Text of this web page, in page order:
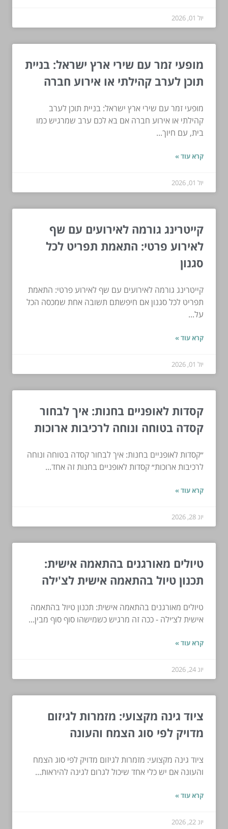
יול 01, 2026
מופעי זמר עם שירי ארץ ישראל: בניית
תוכן לערב קהילתי או אירוע חברה
מופעי זמר עם שירי ארץ ישראל: בניית תוכן לערב
קהילתי או אירוע חברה אם בא לכם ערב שמרגיש כמו
בית, עם חיוך...
קרא עוד »
יול 01, 2026
קייטרינג גורמה לאירועים עם שף
לאירוע פרטי: התאמת תפריט לכל
סגנון
קייטרינג גורמה לאירועים עם שף לאירוע פרטי: התאמת
תפריט לכל סגנון אם חיפשתם תשובה אחת שמכסה הכל
על...
קרא עוד »
יול 01, 2026
קסדות לאופניים בחנות: איך לבחור
קסדה בטוחה ונוחה לרכיבות ארוכות
״קסדות לאופניים בחנות: איך לבחור קסדה בטוחה ונוחה
לרכיבות ארוכות״ קסדות לאופניים בחנות זה אחד...
קרא עוד »
יונ 28, 2026
טיולים מאורגנים בהתאמה אישית:
תכנון טיול בהתאמה אישית לצ'ילה
טיולים מאורגנים בהתאמה אישית: תכנון טיול בהתאמה
אישית לצ׳ילה - ככה זה מרגיש כשמישהו סוף סוף מבין...
קרא עוד »
יונ 24, 2026
ציוד גינה מקצועי: מזמרות לגיזום
מדויק לפי סוג הצמח והעונה
ציוד גינה מקצועי: מזמרות לגיזום מדויק לפי סוג הצמח
והעונה אם יש כלי אחד שיכול לגרום לגינה להיראות...
קרא עוד »
יונ 22, 2026